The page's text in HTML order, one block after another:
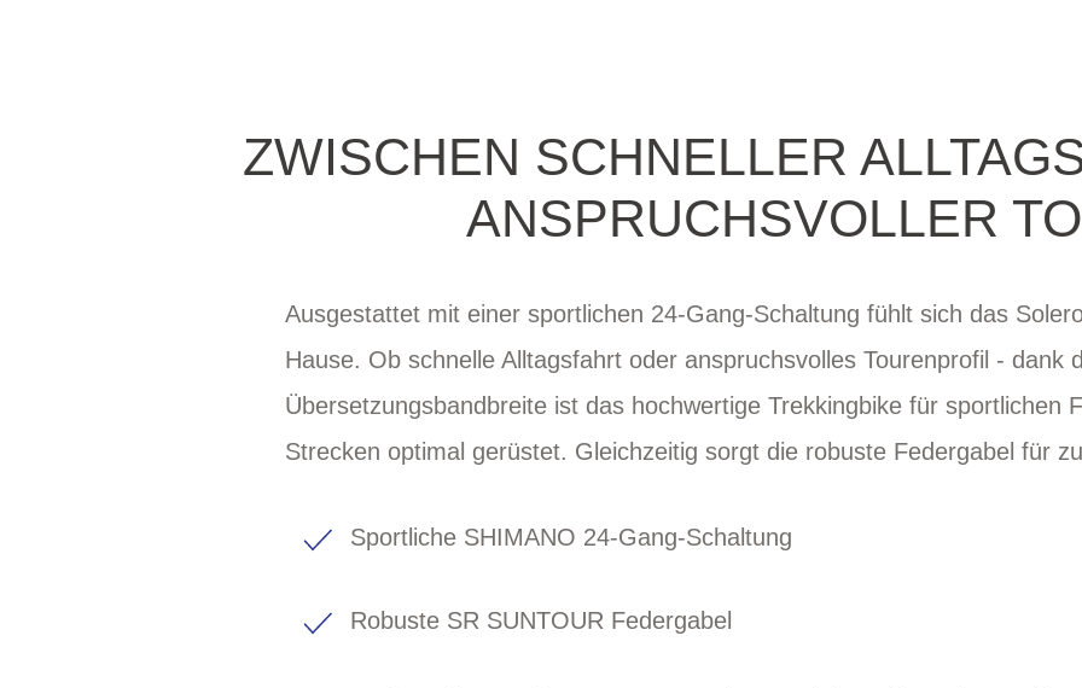
ZWISCHEN SCHNELLER
ANSPRUCHSVOLLER
Ausgestattet mit einer sportlichen 24-Gang-Schaltung fühlt sich das
Hause. Ob schnelle Alltagsfahrt oder anspruchsvolles Tourenprofil - dank
Übersetzungsbandbreite ist das hochwertige Trekkingbike für sportlichen
Strecken optimal gerüstet. Gleichzeitig sorgt die robuste Federgabel für
Sportliche SHIMANO 24-Gang-Schaltung
Robuste SR SUNTOUR Federgabel